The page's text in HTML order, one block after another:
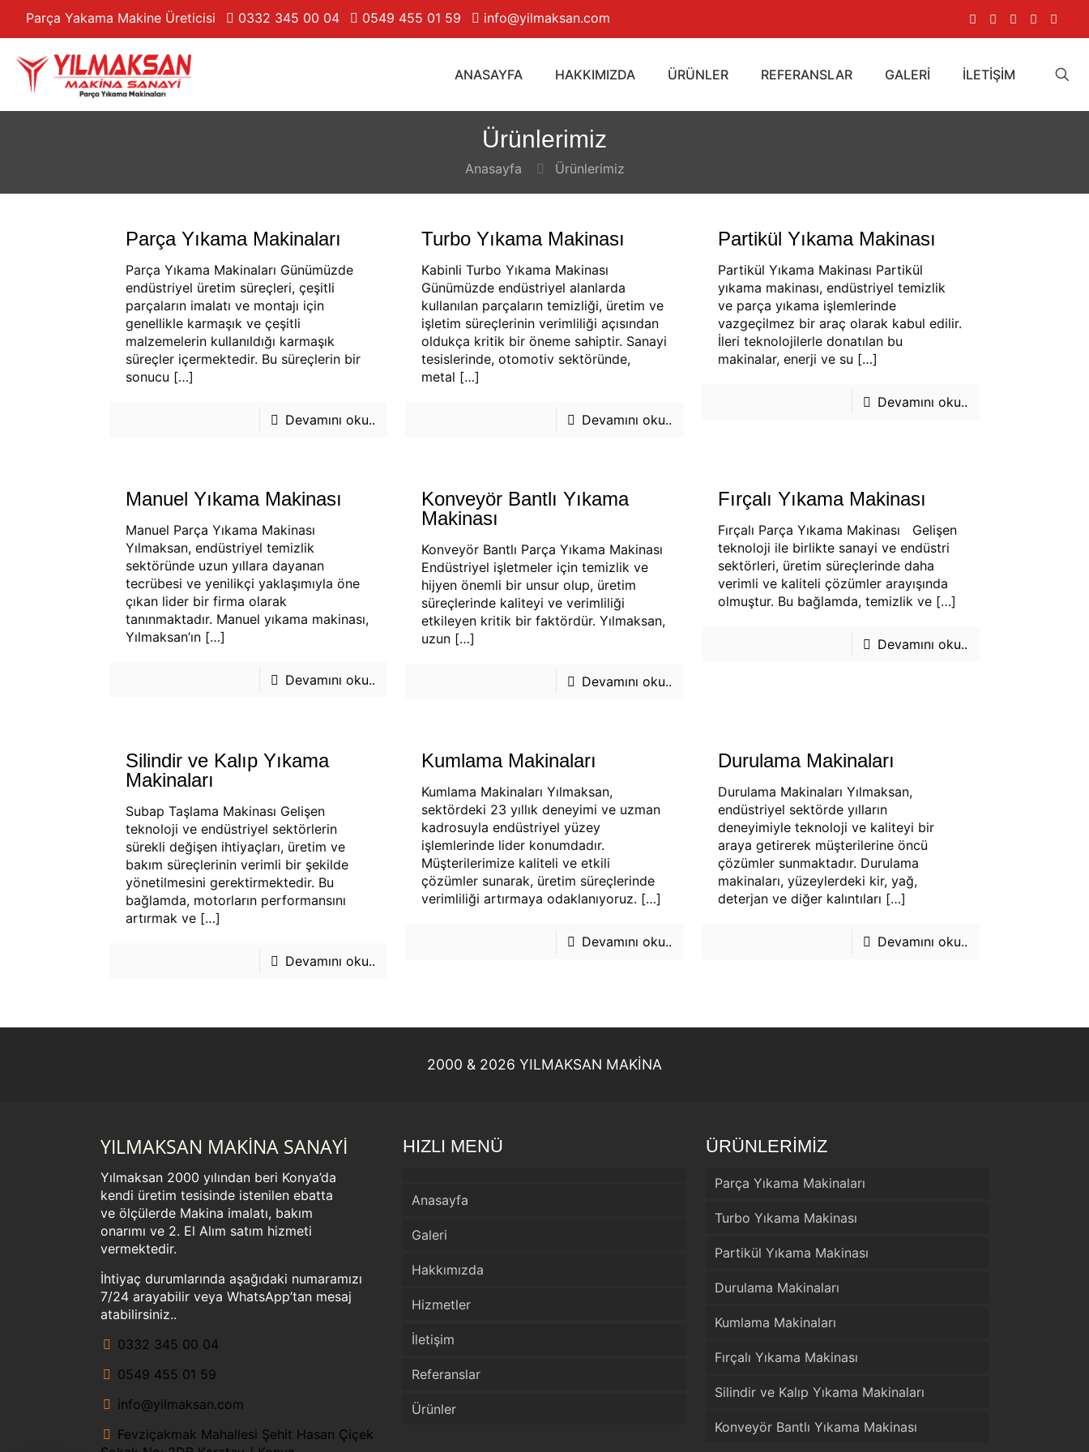
Parça Yakama Makine Üreticisi 0332 345 00 04 0549 455 01 59 info@yilmaksan.com
ANASAYFA HAKKIMIZDA ÜRÜNLER REFERANSLAR GALERİ İLETİŞİM
Ürünlerimiz
Anasayfa Ürünlerimiz
Parça Yıkama Makinaları
Parça Yıkama Makinaları Günümüzde
endüstriyel üretim süreçleri, çeşitli
parçaların imalatı ve montajı için
genellikle karmaşık ve çeşitli
malzemelerin kullanıldığı karmaşık
süreçler içermektedir. Bu süreçlerin bir
sonucu […]
Devamını oku..
Turbo Yıkama Makinası
Kabinli Turbo Yıkama Makinası
Günümüzde endüstriyel alanlarda
kullanılan parçaların temizliği, üretim ve
işletim süreçlerinin verimliliği açısından
oldukça kritik bir öneme sahiptir. Sanayi
tesislerinde, otomotiv sektöründe,
metal […]
Devamını oku..
Partikül Yıkama Makinası
Partikül Yıkama Makinası Partikül
yıkama makinası, endüstriyel temizlik
ve parça yıkama işlemlerinde
vazgeçilmez bir araç olarak kabul edilir.
İleri teknolojilerle donatılan bu
makinalar, enerji ve su […]
Devamını oku..
Manuel Yıkama Makinası
Manuel Parça Yıkama Makinası
Yılmaksan, endüstriyel temizlik
sektöründe uzun yıllara dayanan
tecrübesi ve yenilikçi yaklaşımıyla öne
çıkan lider bir firma olarak
tanınmaktadır. Manuel yıkama makinası,
Yılmaksan’ın[…]
Devamını oku..
Konveyör Bantlı Yıkama
Makinası
Konveyör Bantlı Parça Yıkama Makinası
Endüstriyel işletmeler için temizlik ve
hijyen önemli bir unsur olup, üretim
süreçlerinde kaliteyi ve verimliliği
etkileyen kritik bir faktördür. Yılmaksan,
uzun […]
Devamını oku..
Fırçalı Yıkama Makinası
Fırçalı Parça Yıkama Makinası Gelişen
teknoloji ile birlikte sanayi ve endüstri
sektörleri, üretim süreçlerinde daha
verimli ve kaliteli çözümler arayışında
olmuştur. Bu bağlamda, temizlik ve[…]
Devamını oku..
Silindir ve Kalıp Yıkama
Makinaları
Subap Taşlama Makinası Gelişen
teknoloji ve endüstriyel sektörlerin
sürekli değişen ihtiyaçları, üretim ve
bakım süreçlerinin verimli bir şekilde
yönetilmesini gerektirmektedir. Bu
bağlamda, motorların performansını
artırmak ve[…]
Devamını oku..
Kumlama Makinaları
Kumlama Makinaları Yılmaksan,
sektördeki 23 yıllık deneyimi ve uzman
kadrosuyla endüstriyel yüzey
işlemlerinde lider konumdadır.
Müşterilerimize kaliteli ve etkili
çözümler sunarak, üretim süreçlerinde
verimliliği artırmaya odaklanıyoruz. […]
Devamını oku..
Durulama Makinaları
Durulama Makinaları Yılmaksan,
endüstriyel sektörde yılların
deneyimiyle teknoloji ve kaliteyi bir
araya getirerek müşterilerine öncü
çözümler sunmaktadır. Durulama
makinaları, yüzeylerdeki kir, yağ,
deterjan ve diğer kalıntıları […]
Devamını oku..
2000 & 2026 YILMAKSAN MAKİNA
YILMAKSAN MAKİNA SANAYİ
Yılmaksan 2000 yılından beri Konya’da
kendi üretim tesisinde istenilen ebatta
ve ölçülerde Makina imalatı, bakım
onarımı ve 2. El Alım satım hizmeti
vermektedir.
İhtiyaç durumlarında aşağıdaki numaramızı
7/24 arayabilir veya WhatsApp’tan mesaj
atabilirsiniz..
0332 345 00 04
0549 455 01 59
info@yilmaksan.com
Fevziçakmak Mahallesi Şehit Hasan Çiçek
HIZLI MENÜ
Anasayfa
Galeri
Hakkımızda
Hizmetler
İletişim
Referanslar
Ürünler
ÜRÜNLERİMİZ
Parça Yıkama Makinaları
Turbo Yıkama Makinası
Partikül Yıkama Makinası
Durulama Makinaları
Kumlama Makinaları
Fırçalı Yıkama Makinası
Silindir ve Kalıp Yıkama Makinaları
Konveyör Bantlı Yıkama Makinası